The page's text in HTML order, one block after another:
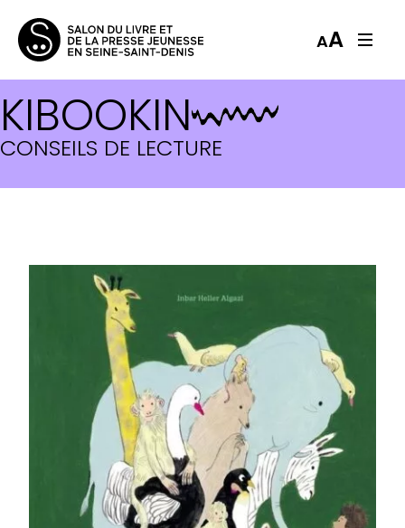
AA
KIBOOKIN
CONSEILS DE LECTURE